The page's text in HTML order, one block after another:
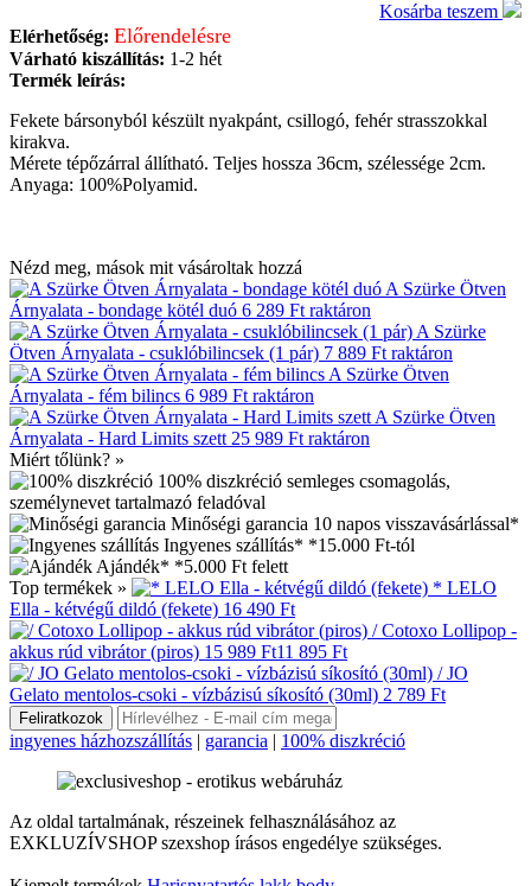
Kosárba teszem
Elérhetőség: Előrendelésre
Várható kiszállítás: 1-2 hét
Termék leírás:
Fekete bársonyból készült nyakpánt, csillogó, fehér strasszokkal
kirakva.
Mérete tépőzárral állítható. Teljes hossza 36cm, szélessége 2cm.
Anyaga: 100%Polyamid.
Nézd meg, mások mit vásároltak hozzá
A Szürke Ötven
Árnyalata - bondage kötél duó 6 289 Ft raktáron
A Szürke
Ötven Árnyalata - csuklóbilincsek (1 pár) 7 889 Ft raktáron
A Szürke Ötven
Árnyalata - fém bilincs 6 989 Ft raktáron
A Szürke Ötven
Árnyalata - Hard Limits szett 25 989 Ft raktáron
Miért tőlünk? »
100% diszkréció semleges csomagolás,
személynevet tartalmazó feladóval
Minőségi garancia 10 napos visszavásárlással*
Ingyenes szállítás* *15.000 Ft-tól
Ajándék* *5.000 Ft felett
Top termékek »
* LELO
Ella - kétvégű dildó (fekete) 16 490 Ft
/ Cotoxo Lollipop -
akkus rúd vibrátor (piros) 15 989 Ft11 895 Ft
/ JO
Gelato mentolos-csoki - vízbázisú síkosító (30ml) 2 789 Ft
ingyenes házhozszállítás | garancia | 100% diszkréció
Az oldal tartalmának, részeinek felhasználásához az
EXKLUZÍVSHOP szexshop írásos engedélye szükséges.